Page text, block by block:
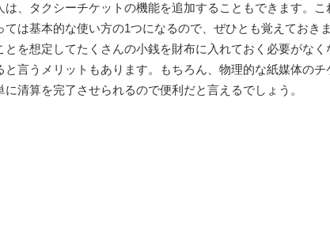
は、タクシーチケットの機能を追加することもできます。こ
は基本的な使い方の1つになるので、ぜひとも覚えておき
とを想定してたくさんの小銭を財布に入れておく必要がなく
言うメリットもあります。もちろん、物理的な紙媒体のチ
清算を完了させられるので便利だと言えるでしょう。